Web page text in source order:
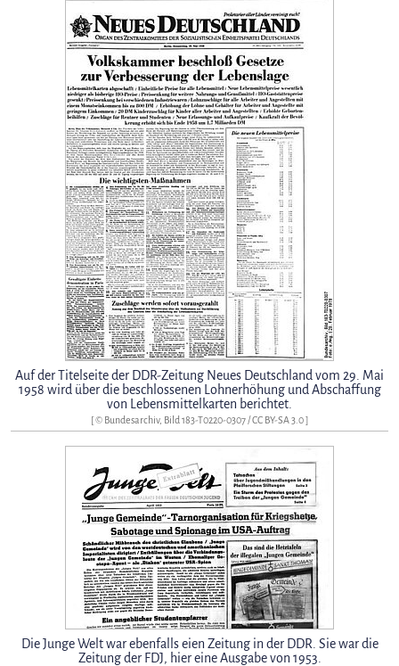
Auf der Titelseite der DDR-Zeitung Neues Deutschland vom 29. Mai
1958 wird über die beschlossenen Lohnerhöhung und Abschaffung
von Lebensmittelkarten berichtet.
[ © Bundesarchiv, Bild 183-T0220-0307 /CC BY-SA 3.0]
Die Junge Welt war ebenfalls eien Zeitung in der DDR. Sie war die
Zeitung der FDJ, hier eine Ausgabe von 1953.